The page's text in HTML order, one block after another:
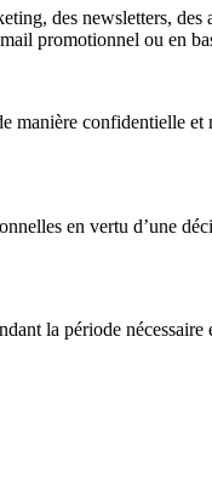
des newsletters,
promotionnel ou en
confidentielle et
en vertu d’une
la période